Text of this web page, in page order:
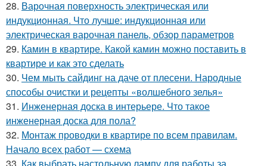
28. Варочная поверхность электрическая или
индукционная. Что лучше: индукционная или
электрическая варочная панель, обзор параметров
29. Камин в квартире. Какой камин можно поставить в
квартире и как это сделать
30. Чем мыть сайдинг на даче от плесени. Народные
способы очистки и рецепты «волшебного зелья»
31. Инженерная доска в интерьере. Что такое
инженерная доска для пола?
32. Монтаж проводки в квартире по всем правилам.
Начало всех работ — схема